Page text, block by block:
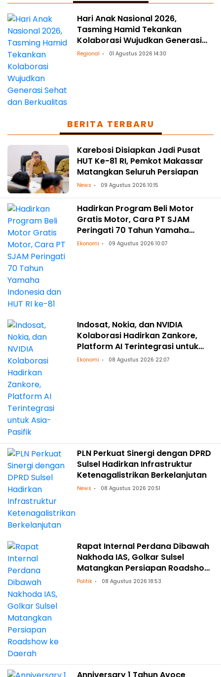
Hari Anak Nasional 2026,
Tasming Hamid Tekankan
Kolaborasi Wujudkan Generasi
Sehat dan Berkualitas
Regional 01 Agustus 2026 14:30
BERITA TERBARU
Karebosi Disiapkan Jadi Pusat
HUT Ke-81 RI, Pemkot Makassar
Matangkan Seluruh Persiapan
News 09 Agustus 2026 10:15
Hadirkan Program Beli Motor
Gratis Motor, Cara PT SJAM
Peringati 70 Tahun Yamaha
Indonesia dan HUT RI ke-81
Ekonomi 09 Agustus 2026 10:07
Indosat, Nokia, dan NVIDIA
Kolaborasi Hadirkan Zankore,
Platform AI Terintegrasi untuk
Asia-Pasifik
Ekonomi 08 Agustus 2026 22:07
PLN Perkuat Sinergi dengan DPRD
Sulsel Hadirkan Infrastruktur
Ketenagalistrikan Berkelanjutan
News 08 Agustus 2026 20:51
Rapat Internal Perdana Dibawah
Nakhoda IAS, Golkar Sulsel
Matangkan Persiapan Roadshow
ke Daerah
Politik 08 Agustus 2026 18:53
Anniversary 1 Tahun Avoce